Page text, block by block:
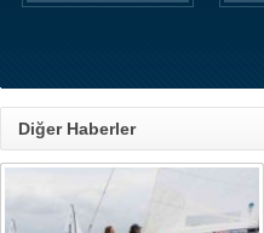
Diğer Haberler